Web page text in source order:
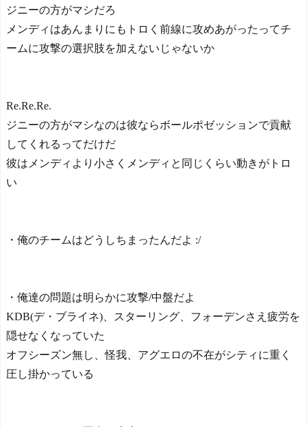
ジニーの方がマシだろ
メンディはあんまりにもトロく前線に攻めあがったってチ
ームに攻撃の選択肢を加えないじゃないか
Re.Re.Re.
ジニーの方がマシなのは彼ならボールポゼッションで貢献
してくれるってだけだ
彼はメンディより小さくメンディと同じくらい動きがトロ
い
・俺のチームはどうしちまったんだよ :/
・俺達の問題は明らかに攻撃/中盤だよ
KDB(デ・ブライネ)、スターリング、フォーデンさえ疲労を
隠せなくなっていた
オフシーズン無し、怪我、アグエロの不在がシティに重く
圧し掛かっている